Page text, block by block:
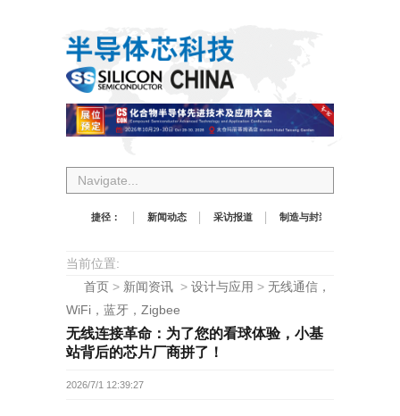
Navigate...
捷径： 新闻动态 采访报道 制造与封装
当前位置:
首页 > 新闻资讯 > 设计与应用 > 无线通信，
WiFi，蓝牙，Zigbee
无线连接革命：为了您的看球体验，小基
站背后的芯片厂商拼了！
2026/7/1 12:39:27